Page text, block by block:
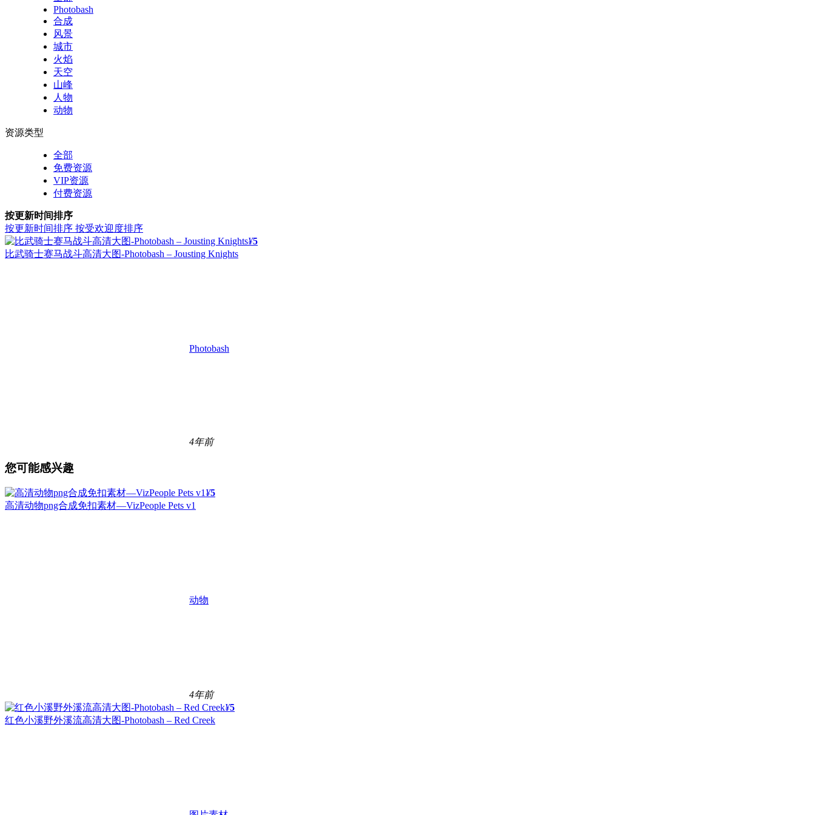
Photobash
合成
风景
城市
火焰
天空
山峰
人物
动物
资源类型
全部
免费资源
VIP资源
付费资源
按更新时间排序
按更新时间排序 按受欢迎度排序
¥5
比武骑士赛马战斗高清大图-Photobash – Jousting Knights
Photobash
4年前
您可能感兴趣
¥5
高清动物png合成免扣素材—VizPeople Pets v1
动物
4年前
¥5
红色小溪野外溪流高清大图-Photobash – Red Creek